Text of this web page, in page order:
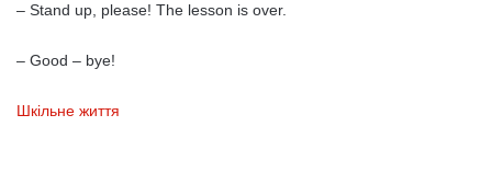
– Stand up, please! The lesson is over.
– Good – bye!
Шкільне життя